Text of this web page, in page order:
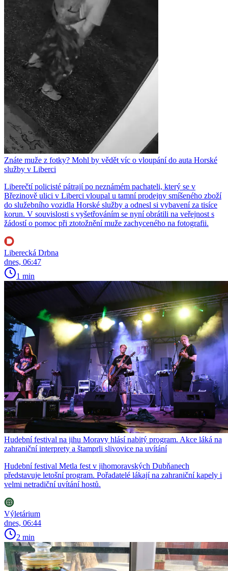
Znáte muže z fotky? Mohl by vědět víc o vloupání do auta Horské
služby v Liberci
Liberečtí policisté pátrají po neznámém pachateli, který se v
Březinově ulici v Liberci vloupal u tamní prodejny smíšeného zboží
do služebního vozidla Horské služby a odnesl si vybavení za tisíce
korun. V souvislosti s vyšetřováním se nyní obrátili na veřejnost s
žádostí o pomoc při ztotožnění muže zachyceného na fotografii.
Liberecká Drbna
dnes, 06:47
1 min
Hudební festival na jihu Moravy hlásí nabitý program. Akce láká na
zahraniční interprety a štamprli slivovice na uvítání
Hudební festival Metla fest v jihomoravských Dubňanech
představuje letošní program. Pořadatelé lákají na zahraniční kapely i
velmi netradiční uvítání hostů.
Výletárium
dnes, 06:44
2 min